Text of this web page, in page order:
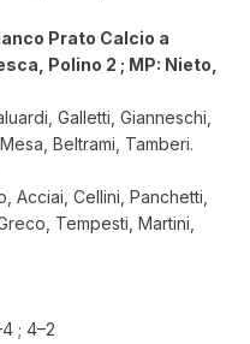
Prato Calcio a
Polino 2 ; MP: Nieto,
Galletti, Gianneschi,
Beltrami, Tamberi.
Acciai, Cellini, Panchetti,
Tempesti, Martini,
; 4–2